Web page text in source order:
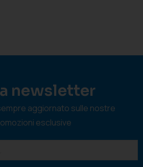
newsletter
aggiornato sulle nostre
esclusive